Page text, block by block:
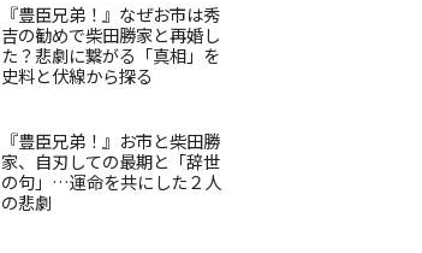
『豊臣兄弟！』なぜお市は秀
吉の勧めで柴田勝家と再婚し
た？悲劇に繋がる「真相」を
史料と伏線から探る
『豊臣兄弟！』お市と柴田勝
家、自刃しての最期と「辞世
の句」…運命を共にした２人
の悲劇